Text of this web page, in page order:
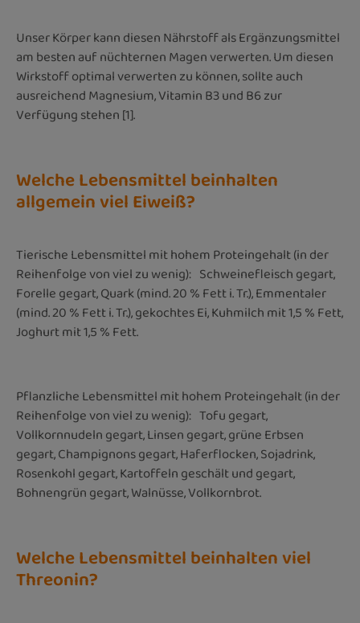
Unser Körper kann diesen Nährstoff als Ergänzungsmittel
am besten auf nüchternen Magen verwerten. Um diesen
Wirkstoff optimal verwerten zu können, sollte auch
ausreichend Magnesium, Vitamin B3 und B6 zur
Verfügung stehen [1].
Welche Lebensmittel beinhalten
allgemein viel Eiweiß?
Tierische Lebensmittel mit hohem Proteingehalt (in der
Reihenfolge von viel zu wenig): Schweinefleisch gegart,
Forelle gegart, Quark (mind. 20 % Fett i. Tr.), Emmentaler
(mind. 20 % Fett i. Tr.), gekochtes Ei, Kuhmilch mit 1,5 % Fett,
Joghurt mit 1,5 % Fett.
Pflanzliche Lebensmittel mit hohem Proteingehalt (in der
Reihenfolge von viel zu wenig): Tofu gegart,
Vollkornnudeln gegart, Linsen gegart, grüne Erbsen
gegart, Champignons gegart, Haferflocken, Sojadrink,
Rosenkohl gegart, Kartoffeln geschält und gegart,
Bohnengrün gegart, Walnüsse, Vollkornbrot.
Welche Lebensmittel beinhalten viel
Threonin?